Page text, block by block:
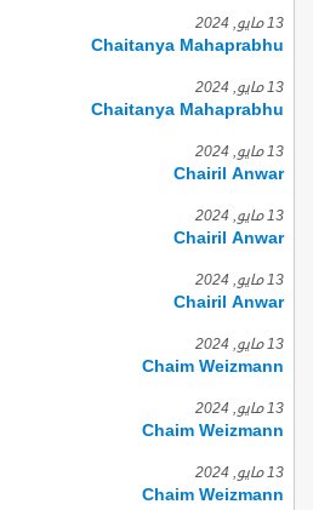
13 مايو, 2024
Chaitanya Mahaprabhu
13 مايو, 2024
Chaitanya Mahaprabhu
13 مايو, 2024
Chairil Anwar
13 مايو, 2024
Chairil Anwar
13 مايو, 2024
Chairil Anwar
13 مايو, 2024
Chaim Weizmann
13 مايو, 2024
Chaim Weizmann
13 مايو, 2024
Chaim Weizmann